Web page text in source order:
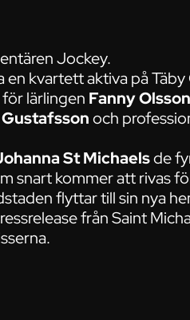
Jockey.
kvartett aktiva på
lärlingen Fanny Olsson
och
St Michaelsde
snart kommer att rivas
flyttar till sin nya
från Saint